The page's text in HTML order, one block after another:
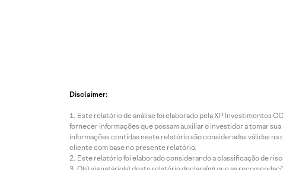
Disclaimer:
Este relatório de análise foi elaborado pela XP Investimentos
fornecer informações que possam auxiliar o investidor a tomar
informações contidas neste relatório são consideradas válidas na
cliente com base no presente relatório.
Este relatório foi elaborado considerando a classificação de